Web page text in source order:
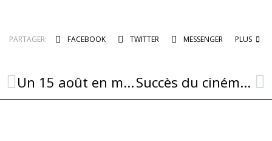
PARTAGER: FACEBOOK TWITTER MESSENGER PLUS
Un 15 août en musique à l’église de Combret avec le groupe « Djecko » Succès du cinéma en plein air à Combret